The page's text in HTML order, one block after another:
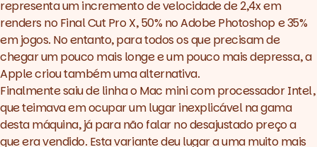
representa um incremento de velocidade de 2,4x em
renders no Final Cut Pro X, 50% no Adobe Photoshop e 35%
em jogos. No entanto, para todos os que precisam de
chegar um pouco mais longe e um pouco mais depressa, a
Apple criou também uma alternativa.
Finalmente saiu de linha o Mac mini com processador Intel,
que teimava em ocupar um lugar inexplicável na gama
desta máquina, já para não falar no desajustado preço a
que era vendido. Esta variante deu lugar a uma muito mais